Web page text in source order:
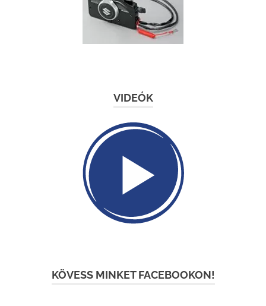
VIDEÓK
KÖVESS MINKET FACEBOOKON!